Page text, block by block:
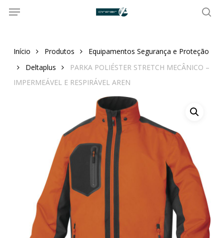
Menu
Início Produtos
Equipamentos Segurança e Proteção
Deltaplus
PARKA POLIÉSTER STRETCH MECÂNICO –
IMPERMEÁVEL E RESPIRÁVEL AREN